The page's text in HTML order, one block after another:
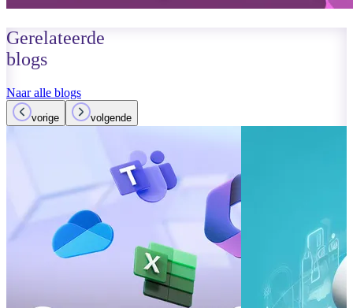
Gerelateerde
blogs
Naar alle blogs
vorige volgende
Teams: Wat